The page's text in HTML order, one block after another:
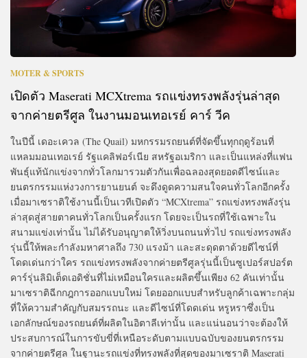
MOTER & SPORTS
เปิดตัว Maserati MCXtrema รถแข่งทรงพลังรุ่นล่าสุด
จากค่ายตรีศูล ในงานมอนเทอเรย์ คาร์ วีค
ในปีนี้ เดอะเควล (The Quail) มหกรรมรถยนต์ที่จัดขึ้นทุกฤดูร้อนที่
แหลมมอนเทอเรย์ รัฐแคลิฟอร์เนีย สหรัฐอเมริกา และเป็นแหล่งที่แฟน
พันธุ์แท้นักแข่งจากทั่วโลกมารวมตัวกันเพื่อฉลองสุดยอดดีไซน์และ
ยนตรกรรมแห่งวงการยานยนต์ จะดึงดูดความสนใจคนทั่วโลกอีกครั้ง
เมื่อมาเซราติใช้งานนี้เป็นเวทีเปิดตัว “MCXtrema” รถแข่งทรงพลังรุ่น
ล่าสุดสู่สายตาคนทั่วโลกเป็นครั้งแรก โดยจะเป็นรถที่ใช้เฉพาะใน
สนามแข่งเท่านั้น ไม่ได้รับอนุญาตให้วิ่งบนถนนทั่วไป รถแข่งทรงพลัง
รุ่นนี้ให้พละกำลังมหาศาลถึง 730 แรงม้า และสะดุดตาด้วยดีไซน์ที่
โดดเด่นกว่าใคร รถแข่งทรงพลังจากค่ายตรีศูลรุ่นนี้เป็นซูเปอร์สปอร์ต
คาร์รุ่นลิมิเต็ดเอดิชั่นที่ไม่เหมือนใครและผลิตขึ้นเพียง 62 คันเท่านั้น
มาเซราติฉีกกฎการออกแบบใหม่ โดยออกแบบสำหรับลูกค้าเฉพาะกลุ่ม
ที่ให้ความสำคัญกับสมรรถนะ และดีไซน์ที่โดดเด่น หรูหราซึ่งเป็น
เอกลักษณ์ของรถยนต์ที่ผลิตในอิตาลีเท่านั้น และแน่นอนว่าจะต้องให้
ประสบการณ์ในการขับขี่ที่เหนือระดับตามแบบฉบับของยนตรกรรม
จากค่ายตรีศูล ในฐานะรถแข่งที่ทรงพลังที่สุดของมาเซราติ Maserati